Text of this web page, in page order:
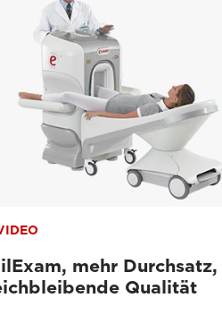
mehr Durchsatz,
Qualität